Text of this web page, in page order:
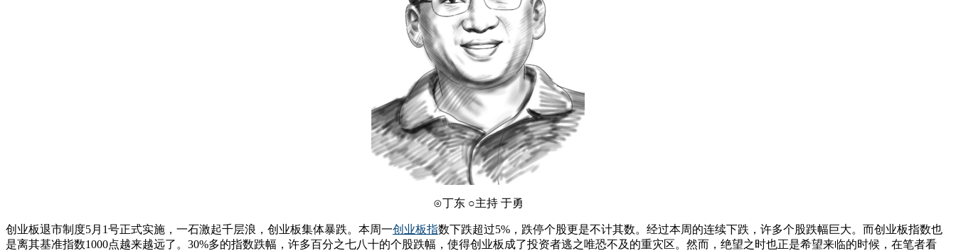
⊙丁东 ○主持 于勇
创业板退市制度5月1号正式实施，一石激起千层浪，创业板集体暴跌。本周一创业板指数下跌超过5%，跌停个股更是不计其数。经过本周的连续下跌，许多个股跌幅巨大。而创业板指数也
是离其基准指数1000点越来越远了。30%多的指数跌幅，许多百分之七八十的个股跌幅，使得创业板成了投资者逃之唯恐不及的重灾区。然而，绝望之时也正是希望来临的时候，在笔者看